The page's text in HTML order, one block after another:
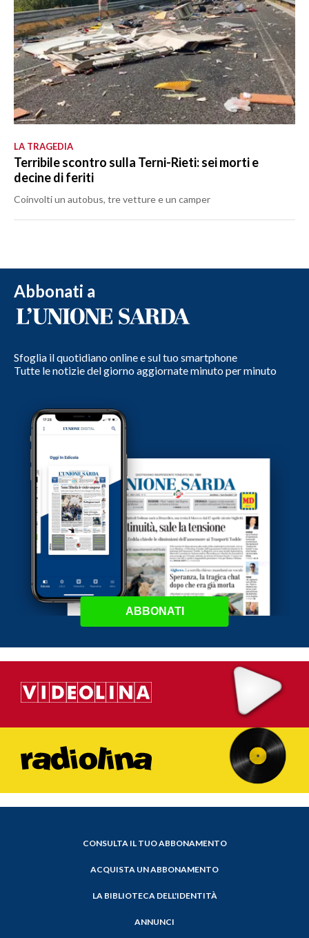
LA TRAGEDIA
Terribile scontro sulla Terni-Rieti: sei morti e
decine di feriti
Coinvolti un autobus, tre vetture e un camper
Abbonati a
Sfoglia il quotidiano online e sul tuo smartphone
Tutte le notizie del giorno aggiornate minuto per minuto
ABBONATI
CONSULTA IL TUO ABBONAMENTO
ACQUISTA UN ABBONAMENTO
LA BIBLIOTECA DELL'IDENTITÀ
ANNUNCI